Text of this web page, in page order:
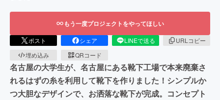
もう一度プロジェクトをやってほしい
ポスト シェア LINEで送る
URLコピー
埋め込み
QRコード
名古屋の大学生が、名古屋にある靴下工場で本来廃棄さ
れるはずの糸を利用して靴下を作りました！シンプルか
つ大胆なデザインで、お洒落な靴下が完成。コンセプト